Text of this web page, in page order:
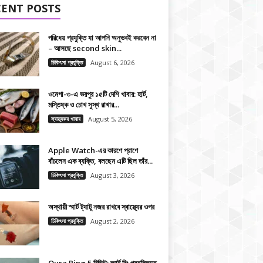
POSTS
পরিধেয় প্রযুক্তি যা আপনি অনুভবই করবেন না
– আসছে second skin...
চিকিৎসা প্রযুক্তি August 6, 2026
ওমেগা-৩-এ ভরপুর ১৫টি দেশি খাবার: হার্ট,
মস্তিষ্ক ও চোখ সুস্থ রাখার...
স্বাস্থ্যকর খাবার August 5, 2026
Apple Watch-এর কারণে প্রাণে
বাঁচলেন এক ব্যক্তি, বলছেন এটি ছিল তাঁর...
চিকিৎসা প্রযুক্তি August 3, 2026
অস্থায়ী স্মার্ট ট্যাটু নজর রাখবে স্বাস্থ্যের ওপর
চিকিৎসা প্রযুক্তি August 2, 2026